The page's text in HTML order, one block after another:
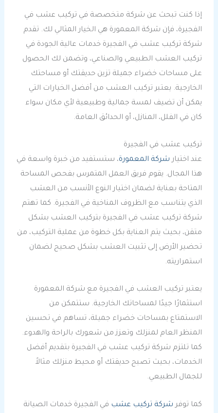
إذا كنت تبحث عن شركة متخصصة في تركيب عشب في
الفجيرة، فإن شركة المعمورة هي الخيار المثالي لك. تقدم
شركة تركيب عشب في الفجيرة خدمات عالية الجودة في
تركيب العشب الطبيعي والصناعي، وتضمن لك الحصول
على مساحات خضراء جميلة تزين حديقتك أو مساحتك
الخارجية. يعتبر تركيب العشب من أفضل الخيارات التي
يمكن أن تضيف لمسة جمالية وطبيعية لأي مكان سواء
كان في الفلل، المنازل، أو الحدائق العامة.
تركيب عشب في الفجيرة
عند اختيار شركة المعمورة، ستستفيد من خبرة واسعة في
هذا المجال. يقوم فريق العمل المتمرس بفحص المساحة
المتاحة بعناية لضمان اختيار النوع الأنسب من العشب
الذي يتناسب مع الظروف المناخية في الفجيرة. كما تهتم
شركة تركيب عشب في الفجيرة بتركيب العشب بشكل
متقن، بحيث يتم العناية بكل خطوة من عملية التركيب، من
تحضير الأرض إلى تثبيت العشب بشكل صحيح لضمان
استمراريته.
يعتبر تركيب العشب في الفجيرة مع شركة المعمورة
استثمارًا جيدًا لمساحاتك الخارجية. ستتمكن من
الاستمتاع بمساحات خضراء جميلة، تساهم في تحسين
المنظر العام لمنزلك وتعزز من شعورك بالراحة والهدوء.
كما تلتزم شركة تركيب عشب في الفجيرة بتقديم أفضل
الخدمات، بحيث تصبح حديقتك أو محيط منزلك مثالاً
للجمال الطبيعي.
كما توفر شركة تركيب عشب في الفجيرة خدمات الصيانة